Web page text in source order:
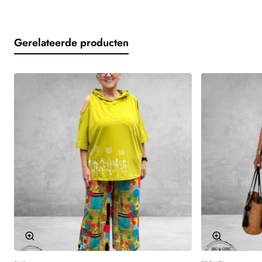
●
Praktische steekzakken
●
Materiaal: 100% viscose
●
Licht, luchtig en ademend
Draag deze vrolijke Frenzi set met een sandaaltje of slipper voor
een ontspannen zomerse look. Met een leuke zonnebril en een
opvallende tas maak je de outfit helemaal af.
Een echte eyecatcher voor dames die durven op te vallen en
houden van comfortabele mode met een knipoog!
Let op dat elk materiaal z'n eigen eigenschappen heeft.
Volg daarom altijd de wasvoorschriften op het waslabel.
OPGELET DAMES!
Wij meten handmatig ieder kledingstuk, per maat op en vermelden
Gerelateerde producten